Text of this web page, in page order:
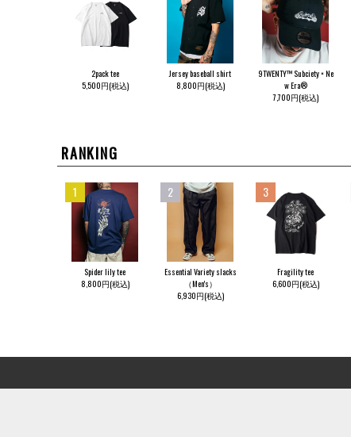
2pack tee
5,500円(税込)
Jersey baseball shirt
8,800円(税込)
9TWENTY™ Subciety × Ne
w Era®
7,700円(税込)
RANKING
1
Spider lily tee
8,800円(税込)
2
Essential Variety slacks
（Men's）
6,930円(税込)
3
Fragility tee
6,600円(税込)